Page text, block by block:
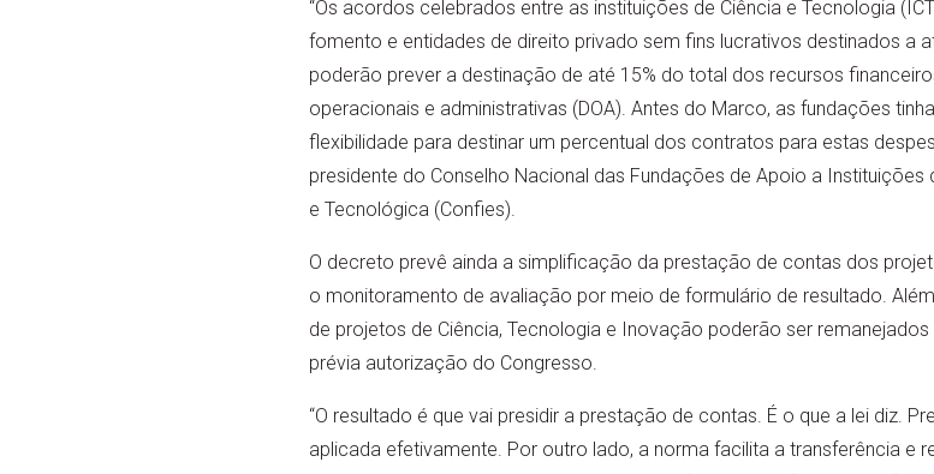
“Os acordos celebrados entre as instituições de Ciência e Tecnologia
fomento e entidades de direito privado sem fins lucrativos destinados a
poderão prever a destinação de até 15% do total dos recursos
operacionais e administrativas (DOA). Antes do Marco, as fundações
flexibilidade para destinar um percentual dos contratos para estas
presidente do Conselho Nacional das Fundações de Apoio a Instituições
e Tecnológica (Confies).
O decreto prevê ainda a simplificação da prestação de contas dos
o monitoramento de avaliação por meio de formulário de resultado.
de projetos de Ciência, Tecnologia e Inovação poderão ser
prévia autorização do Congresso.
“O resultado é que vai presidir a prestação de contas. É o que a lei diz.
aplicada efetivamente. Por outro lado, a norma facilita a transferência e